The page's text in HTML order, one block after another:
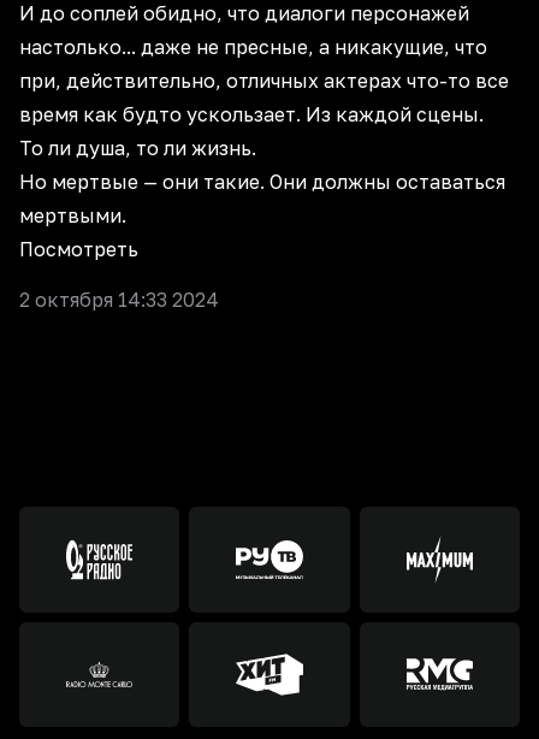
И до соплей обидно, что диалоги персонажей
настолько... даже не пресные, а никакущие, что
при, действительно, отличных актерах что-то все
время как будто ускользает. Из каждой сцены.
То ли душа, то ли жизнь.
Но мертвые — они такие. Они должны оставаться
мертвыми.
Посмотреть
2 октября 14:33 2024